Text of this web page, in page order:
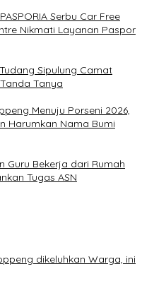
Serbu Car Free
Nikmati Layanan Paspor
Sipulung Camat
Tanya
Menuju Porseni 2026,
Harumkan Nama Bumi
Guru Bekerja dari Rumah
Tugas ASN
dikeluhkan Warga, ini